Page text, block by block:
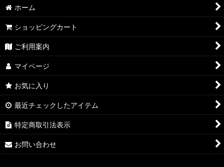
ホーム
ショッピングカート
ご利用案内
マイページ
お気に入り
最近チェックしたアイテム
特定商取引法表示
お問い合わせ